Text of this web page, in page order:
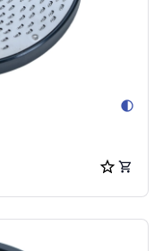
contrast